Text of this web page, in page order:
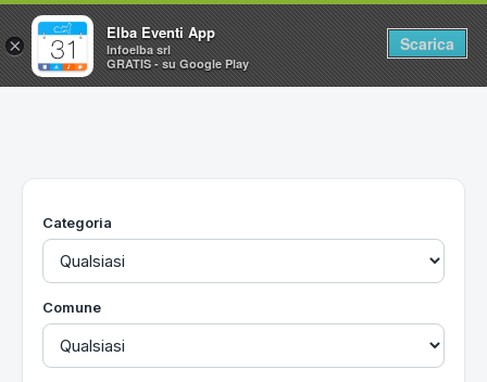
Home
Utilità
Categoria
Comune
×
Elba Eventi App
Infoelba srl
GRATIS - su Google Play
Scarica